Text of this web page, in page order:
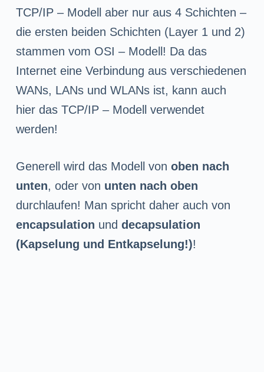
TCP/IP – Modell aber nur aus 4 Schichten –
die ersten beiden Schichten (Layer 1 und 2)
stammen vom OSI – Modell! Da das
Internet eine Verbindung aus verschiedenen
WANs, LANs und WLANs ist, kann auch
hier das TCP/IP – Modell verwendet
werden!
Generell wird das Modell von oben nach
unten, oder von unten nach oben
durchlaufen! Man spricht daher auch von
encapsulation und decapsulation
(Kapselung und Entkapselung!)!